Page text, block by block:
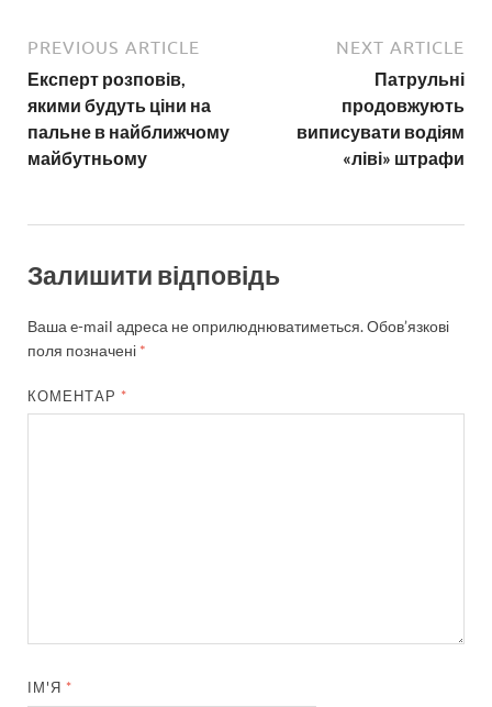
PREVIOUS ARTICLE
Експерт розповів,
якими будуть ціни на
пальне в найближчому
майбутньому
NEXT ARTICLE
Патрульні
продовжують
виписувати водіям
«ліві» штрафи
Залишити відповідь
Ваша e-mail адреса не оприлюднюватиметься.Обов’язкові
поля позначені *
КОМЕНТАР *
ІМ'Я *